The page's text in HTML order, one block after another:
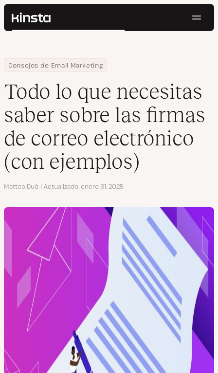
Kinsta®
Precios
Contacto
Buscar
Home
Centro de Recursos
Blog
Consejos de Email Marketing
Todo lo que necesitas saber sobre las firmas de correo
Todo lo que necesitas
saber sobre las firmas
de correo electrónico
(con ejemplos)
Autor
Matteo Duò Actualizado enero 31, 2025